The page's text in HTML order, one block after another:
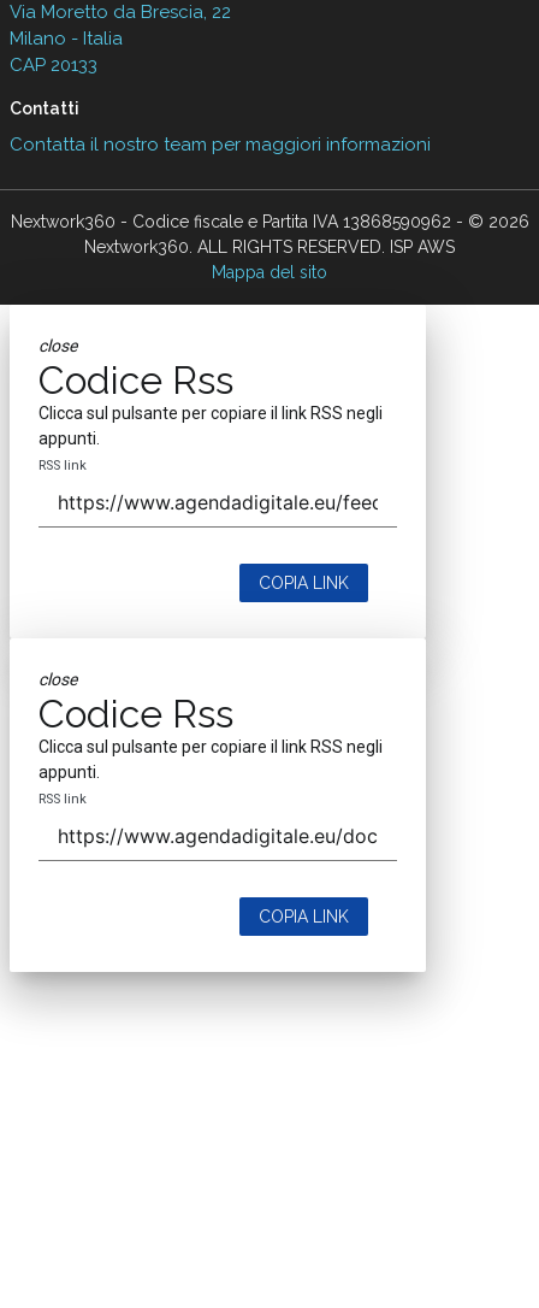
Via Moretto da Brescia, 22
Milano - Italia
CAP 20133
Contatti
Contatta il nostro team per maggiori informazioni
Nextwork360 - Codice fiscale e Partita IVA 13868590962 - © 2026
Nextwork360. ALL RIGHTS RESERVED. ISP AWS
Mappa del sito
close
Codice Rss
Clicca sul pulsante per copiare il link RSS negli
appunti.
RSS link
COPIA LINK
close
Codice Rss
Clicca sul pulsante per copiare il link RSS negli
appunti.
RSS link
COPIA LINK